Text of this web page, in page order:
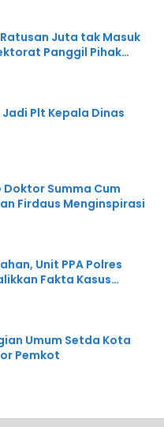
Ratusan Juta tak Masuk
Panggil Pihak
Plt Kepala Dinas
Doktor Summa Cum
Firdaus Menginspirasi
Unit PPA Polres
Fakta Kasus
Umum Setda Kota
Pemkot